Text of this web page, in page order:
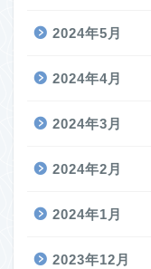
2024年5月
2024年4月
2024年3月
2024年2月
2024年1月
2023年12月